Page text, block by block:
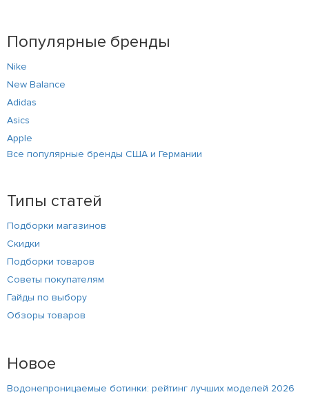
Популярные бренды
Nike
New Balance
Adidas
Asics
Apple
Все популярные бренды США и Германии
Типы статей
Подборки магазинов
Скидки
Подборки товаров
Советы покупателям
Гайды по выбору
Обзоры товаров
Новое
Водонепроницаемые ботинки: рейтинг лучших моделей 2026